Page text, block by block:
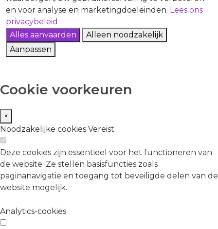
en voor analyse en marketingdoeleinden. Lees ons
privacybeleid
Alles aanvaarden
Alleen noodzakelijk
Aanpassen
Cookie voorkeuren
×
Noodzakelijke cookies Vereist
Deze cookies zijn essentieel voor het functioneren van
de website. Ze stellen basisfuncties zoals
paginanavigatie en toegang tot beveiligde delen van de
website mogelijk.
Analytics-cookies